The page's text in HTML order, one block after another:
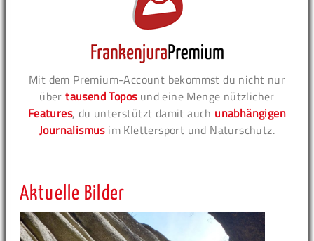
Mit dem Premium-Account bekommst du nicht nur
übertausend Toposund eine Menge nützlicher
Features, du unterstützt damit auch unabhängigen
Journalismusim Klettersport und Naturschutz.
Aktuelle Bilder